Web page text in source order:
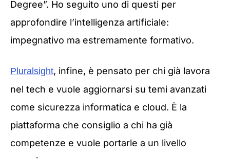
Degree”. Ho seguito uno di questi per
approfondire l’intelligenza artificiale:
impegnativo ma estremamente formativo.
Pluralsight, infine, è pensato per chi già lavora
nel tech e vuole aggiornarsi su temi avanzati
come sicurezza informatica e cloud. È la
piattaforma che consiglio a chi ha già
competenze e vuole portarle a un livello